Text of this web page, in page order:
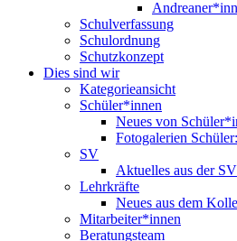
Schulverfassung
Schulordnung
Schutzkonzept
Dies sind wir
Kategorieansicht
Schüler*innen
Neues von
Fotogalerien
SV
Aktuelles aus der SV
Lehrkräfte
Neues aus dem
Mitarbeiter*innen
Beratungsteam